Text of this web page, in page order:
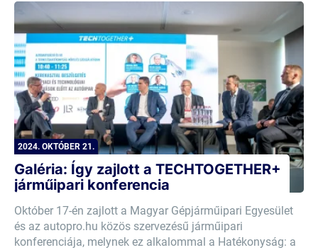
2024. OKTÓBER 21.
Galéria: Így zajlott a TECHTOGETHER+
járműipari konferencia
Október 17-én zajlott a Magyar Gépjárműipari Egyesület
és az autopro.hu közös szervezésű járműipari
konferenciája, melynek ez alkalommal a Hatékonyság: a